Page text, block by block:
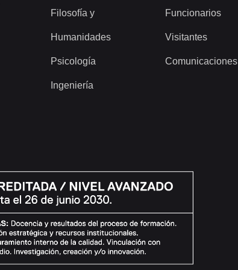
Filosofía y
Humanidades
Psicología
Ingeniería
Funcionarios
Visitantes
Comunicaciones